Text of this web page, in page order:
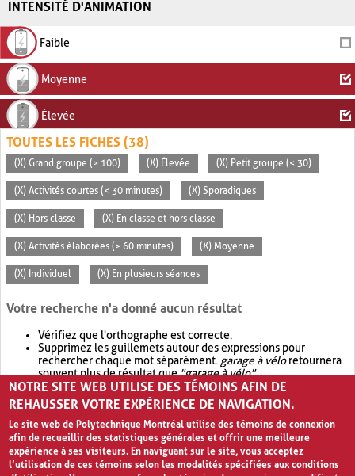
INTENSITÉ D'ANIMATION
Faible
Moyenne
Élevée
TOUTES LES FICHES (38)
(X) Grand groupe (> 100) (X) Élevée (X) Petit groupe (< 30)
(X) Activités courtes (< 30 minutes) (X) Sporadiques
(X) Hors classe (X) En classe et hors classe
(X) Activités élaborées (> 60 minutes) (X) Moyenne
(X) Individuel (X) En plusieurs séances
Votre recherche n'a donné aucun résultat
Vérifiez que l'orthographe est correcte.
Supprimez les guillemets autour des expressions pour
rechercher chaque mot séparément. garage à véloretournera
souvent plus de résultat que"garage à vélo".
Envisagez d'élargir votre recherche avec OR.garage OR vélo
retournera souvent plus de résultat quegarage à vélo
NOTRE SITE WEB UTILISE DES TÉMOINS AFIN DE
REHAUSSER VOTRE EXPÉRIENCE DE NAVIGATION.
Le site web de Polytechnique Montréal utilise des témoins de connexion
afin de recueillir des statistiques générales et offrir une meilleure
expérience à ses visiteurs. En naviguant sur le site, vous acceptez
l’utilisation de ces témoins selon les modalités spécifiées aux conditions